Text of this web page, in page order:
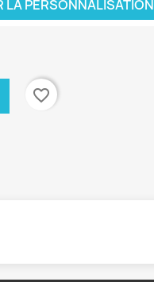
LA PERSONNALISATION
favorite_border